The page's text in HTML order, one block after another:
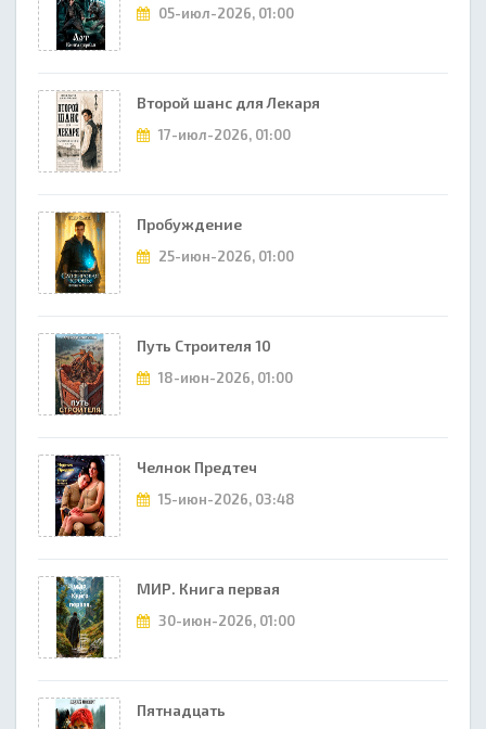
05-июл-2026, 01:00
Второй шанс для Лекаря
17-июл-2026, 01:00
Пробуждение
25-июн-2026, 01:00
Путь Строителя 10
18-июн-2026, 01:00
Челнок Предтеч
15-июн-2026, 03:48
МИР. Книга первая
30-июн-2026, 01:00
Пятнадцать